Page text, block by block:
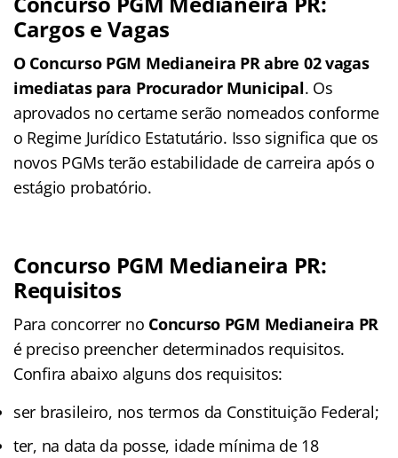
Cargos e Vagas
O Concurso PGM Medianeira PR abre 02 vagas
imediatas para Procurador Municipal. Os
aprovados no certame serão nomeados conforme
o Regime Jurídico Estatutário. Isso significa que os
novos PGMs terão estabilidade de carreira após o
estágio probatório.
Concurso PGM Medianeira PR:
Requisitos
Para concorrer no Concurso PGM Medianeira PR
é preciso preencher determinados requisitos.
Confira abaixo alguns dos requisitos:
ser brasileiro, nos termos da Constituição Federal;
ter, na data da posse, idade mínima de 18